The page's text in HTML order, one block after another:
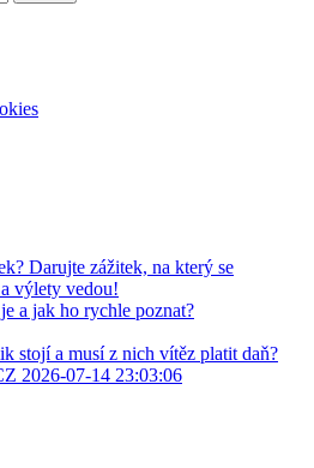
Darujte zážitek, na který se
výlety vedou!
a jak ho rychle poznat?
stojí a musí z nich vítěz platit daň?
2026-07-14 23:03:06